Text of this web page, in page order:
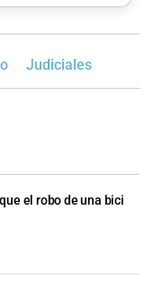
Judiciales
el robo de una bici